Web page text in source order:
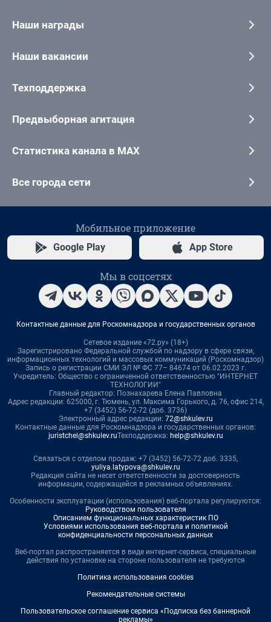
Наши награды
Наши вакансии
Техподдержка
Предвыборная агитация
Статистика канала в MAX
Все города сети
Мобильное приложение
Google Play App Store
Мы в соцсетях
Контактные данные для Роскомнадзора и государственных органов
Сетевое издание «72.ру» (18+)
Зарегистрировано Федеральной службой по надзору в сфере связи,
информационных технологий и массовых коммуникаций (Роскомнадзор)
Запись о регистрации СМИ ЭЛ № ФС 77– 84674 от 06.02.2023 г.
Учредитель: Общество с ограниченной ответственностью "ИНТЕРНЕТ
ТЕХНОЛОГИИ"
Главный редактор: Познахарева Елена Павловна
Адрес редакции: 625000, г. Тюмень, ул. Максима Горького, д. 76, офис 214,
+7 (3452) 56-72-72 (доб. 3736)
Электронный адрес редакции: 72@shkulev.ru
Контактные данные для Роскомнадзора и государственных органов:
juristchel@shkulev.ruТехподдержка: help@shkulev.ru
Связаться с отделом продаж: +7 (3452) 56-72-72 доб. 3335,
yuliya.latypova@shkulev.ru
Редакция сайта не несет ответственности за достоверность
информации, содержащейся в рекламных объявлениях.
Особенности эксплуатации (использования) веб-портала регулируются:
Руководством пользователя
Описанием функциональных характеристик ПО
Условиями использования веб-портала и политикой
конфиденциальности персональных данных
Веб-портал распространяется в виде интернет-сервиса, специальные
действия по установке на стороне пользователя не требуются
Политика использования cookies
Рекомендательные системы
Пользовательское соглашение сервиса «Подписка без баннерной
рекламы»